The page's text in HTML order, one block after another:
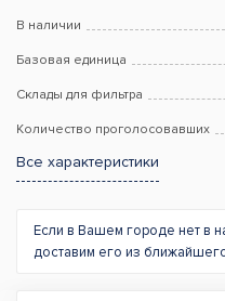
В наличии
Базовая единица
Склады для фильтра
Количество проголосовавших
Все характеристики
Если в Вашем городе нет в
доставим его из